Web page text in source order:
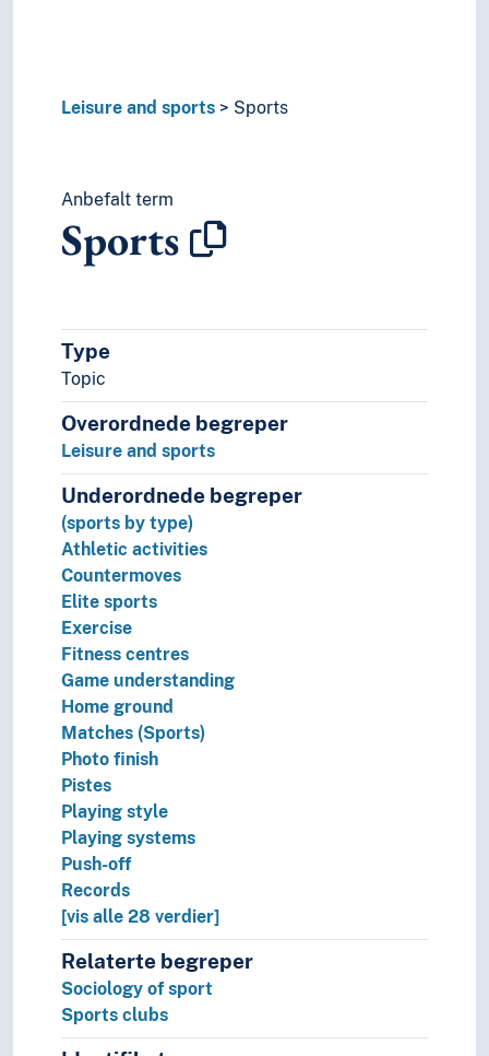
Leisure and sports Sports
Anbefalt term
Sports
Type
Topic
Overordnede begreper
Leisure and sports
Underordnede begreper
(sports by type)
Athletic activities
Countermoves
Elite sports
Exercise
Fitness centres
Game understanding
Home ground
Matches (Sports)
Photo finish
Pistes
Playing style
Playing systems
Push-off
Records
[vis alle 28 verdier]
Relaterte begreper
Sociology of sport
Sports clubs